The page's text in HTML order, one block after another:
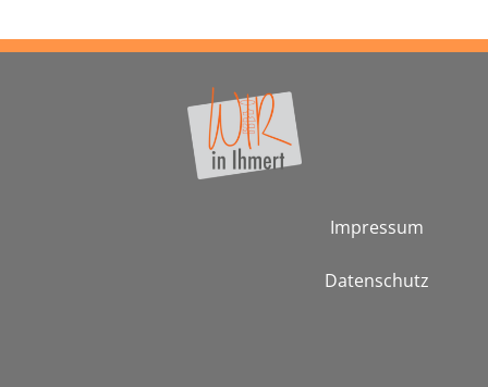
Impressum
Datenschutz